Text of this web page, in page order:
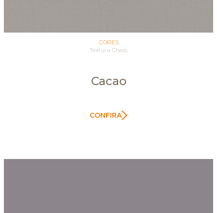
CORES
Textura Chess
Cacao
CONFIRA